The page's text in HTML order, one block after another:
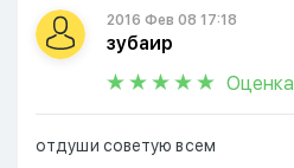
2016 Фев 08 17:18
зубаир
Оценка
отдуши советую всем